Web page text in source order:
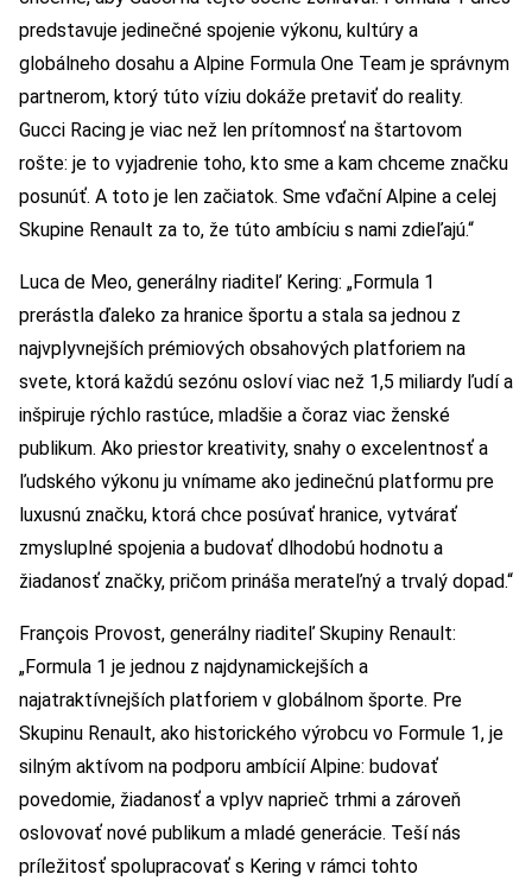
predstavuje jedinečné spojenie výkonu, kultúry a
globálneho dosahu a Alpine Formula One Team je správnym
partnerom, ktorý túto víziu dokáže pretaviť do reality.
Gucci Racing je viac než len prítomnosť na štartovom
rošte: je to vyjadrenie toho, kto sme a kam chceme značku
posunúť. A toto je len začiatok. Sme vďační Alpine a celej
Skupine Renault za to, že túto ambíciu s nami zdieľajú.“
Luca de Meo, generálny riaditeľ Kering: „Formula 1
prerástla ďaleko za hranice športu a stala sa jednou z
najvplyvnejších prémiových obsahových platforiem na
svete, ktorá každú sezónu osloví viac než 1,5 miliardy ľudí a
inšpiruje rýchlo rastúce, mladšie a čoraz viac ženské
publikum. Ako priestor kreativity, snahy o excelentnosť a
ľudského výkonu ju vnímame ako jedinečnú platformu pre
luxusnú značku, ktorá chce posúvať hranice, vytvárať
zmysluplné spojenia a budovať dlhodobú hodnotu a
žiadanosť značky, pričom prináša merateľný a trvalý dopad.“
François Provost, generálny riaditeľ Skupiny Renault:
„Formula 1 je jednou z najdynamickejších a
najatraktívnejších platforiem v globálnom športe. Pre
Skupinu Renault, ako historického výrobcu vo Formule 1, je
silným aktívom na podporu ambícií Alpine: budovať
povedomie, žiadanosť a vplyv naprieč trhmi a zároveň
oslovovať nové publikum a mladé generácie. Teší nás
príležitosť spolupracovať s Kering v rámci tohto